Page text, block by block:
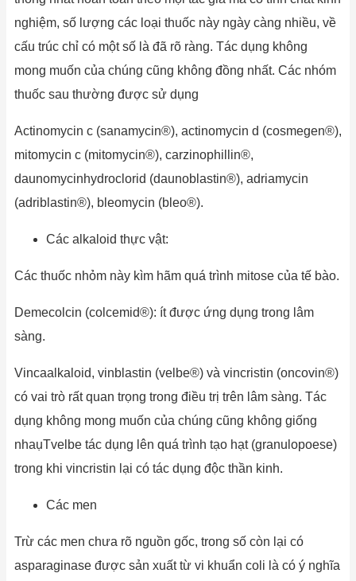
nghiệm, số lượng các loại thuốc này ngày càng nhiều, về
cấu trúc chỉ có một số là đã rõ ràng. Tác dụng không
mong muốn của chúng cũng không đồng nhất. Các nhóm
thuốc sau thường được sử dụng
Actinomycin c (sanamycin®), actinomycin d (cosmegen®),
mitomycin c (mitomycin®), carzinophillin®,
daunomycinhydroclorid (daunoblastin®), adriamycin
(adriblastin®), bleomycin (bleo®).
Các alkaloid thực vật:
Các thuốc nhỏm này kìm hãm quá trình mitose của tế bào.
Demecolcin (colcemid®): ít được ứng dụng trong lâm
sàng.
Vincaalkaloid, vinblastin (velbe®) và vincristin (oncovin®)
có vai trò rất quan trọng trong điều trị trên lâm sàng. Tác
dụng không mong muốn của chúng cũng không giống
nhaụTvelbe tác dụng lên quá trình tạo hạt (granulopoese)
trong khi vincristin lại có tác dụng độc thần kinh.
Các men
Trừ các men chưa rõ nguồn gốc, trong số còn lại có
asparaginase được sản xuất từ vi khuẩn coli là có ý nghĩa